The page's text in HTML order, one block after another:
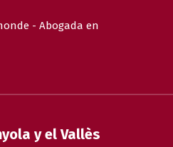
y el Vallès